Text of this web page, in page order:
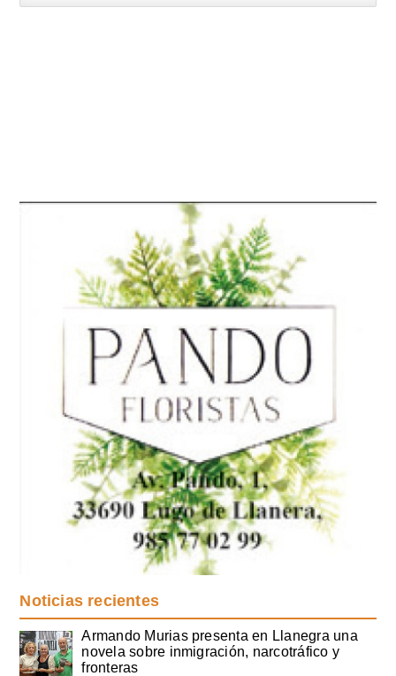
Noticias recientes
Armando Murias presenta en Llanegra una
novela sobre inmigración, narcotráfico y
fronteras